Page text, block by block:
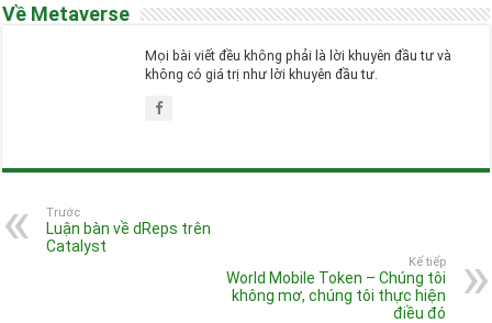
Về Metaverse
Mọi bài viết đều không phải là lời khuyên đầu tư và
không có giá trị như lời khuyên đầu tư.
Trước
Luận bàn về dReps trên
Catalyst
Kế tiếp
World Mobile Token – Chúng tôi
không mơ, chúng tôi thực hiện
điều đó